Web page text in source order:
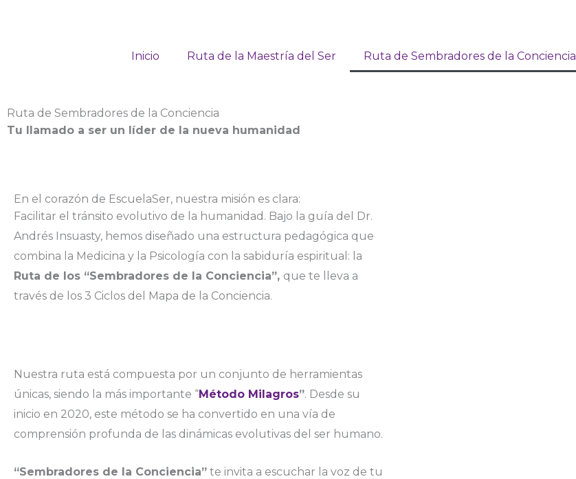
Inicio Ruta de la Maestría del Ser Ruta de Sembradores de la Conciencia
Ruta de Sembradores de la Conciencia
Tu llamado a ser un líder de la nueva humanidad
En el corazón de EscuelaSer, nuestra misión es clara:
Facilitar el tránsito evolutivo de la humanidad. Bajo la guía del Dr.
Andrés Insuasty, hemos diseñado una estructura pedagógica que
combina la Medicina y la Psicología con la sabiduría espiritual: la
Ruta de los “Sembradores de la Conciencia”, que te
lleva a
través de los 3 Ciclos del Mapa de la Conciencia.
Nuestra ruta está compuesta por un conjunto de herramientas
únicas, siendo la más importante “Método Milagros”. Desde su
inicio en 2020, este método se ha convertido en una vía de
comprensión profunda de las dinámicas evolutivas del ser humano.
“Sembradores de la Conciencia” te invita a escuchar la voz de tu